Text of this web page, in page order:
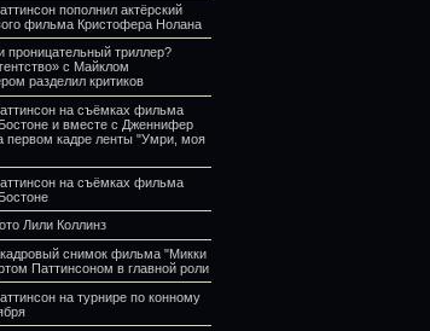
пополнил актёрский
фильма Кристофера Нолана
проницательный триллер?
с Майклом
разделил критиков
на съёмках фильма
и вместе с Дженнифер
первом кадре ленты "Умри, моя
на съёмках фильма
Лили Коллинз
снимок фильма "Микки
Паттинсоном в главной роли
на турнире по конному